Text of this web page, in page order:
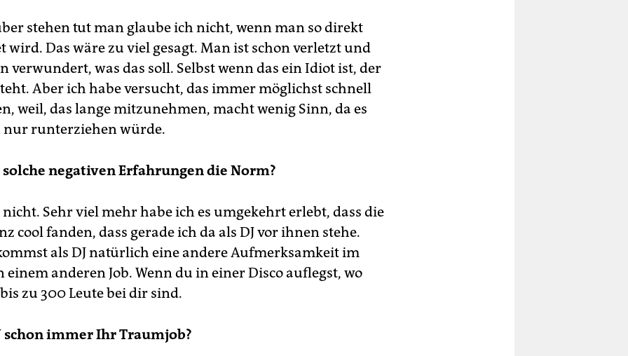
stehen tut man glaube ich nicht, wenn man so direkt
wird. Das wäre zu viel gesagt. Man ist schon verletzt und
verwundert, was das soll. Selbst wenn das ein Idiot ist, der
Aber ich habe versucht, das immer möglichst schnell
weil, das lange mitzunehmen, macht wenig Sinn, da es
nur runterziehen würde.
solche negativen Erfahrungen die Norm?
nicht. Sehr viel mehr habe ich es umgekehrt erlebt, dass die
cool fanden, dass gerade ich da als DJ vor ihnen stehe.
als DJ natürlich eine andere Aufmerksamkeit im
einem anderen Job. Wenn du in einer Disco auflegst, wo
zu 300 Leute bei dir sind.
schon immer Ihr Traumjob?